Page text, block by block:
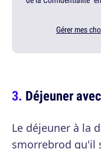
Gérer mes
Déjeuner
Le déjeuner à la
smorrebrod qu'il